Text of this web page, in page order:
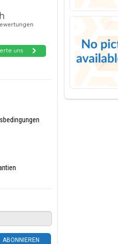
ABONNIEREN